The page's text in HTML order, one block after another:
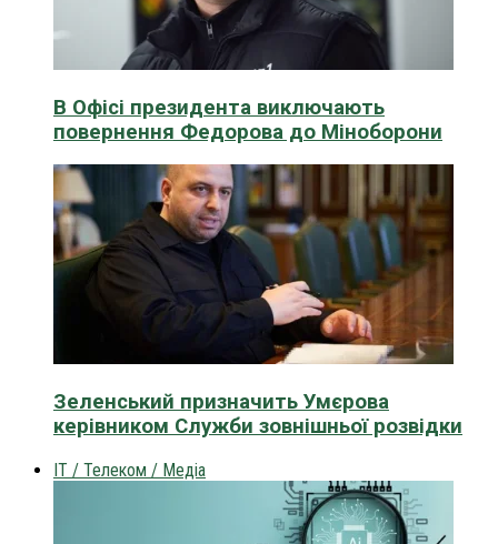
В Офісі президента виключають
повернення Федорова до Міноборони
Зеленський призначить Умєрова
керівником Служби зовнішньої розвідки
IT / Телеком / Медіа